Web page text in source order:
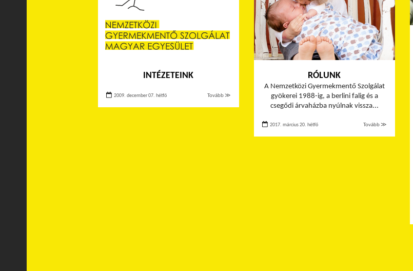
INTÉZETEINK
2009. december 07. hétfő Tovább ≫
RÓLUNK
A Nemzetközi Gyermekmentő Szolgálat
gyökerei 1988-ig, a berlini falig és a
csegődi árvaházba nyúlnak vissza...
2017. március 20. hétfő Tovább ≫